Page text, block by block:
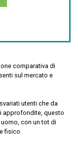
si adatta ad
nel 2021!
tasca per
una
al tatto e avrà
con l'uso
resistenza e
il portafoglio
resistente
comparativa di
sul mercato e
utenti che da
approfondite, questo
con un tot di
fisico.